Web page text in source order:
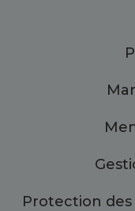
Protection